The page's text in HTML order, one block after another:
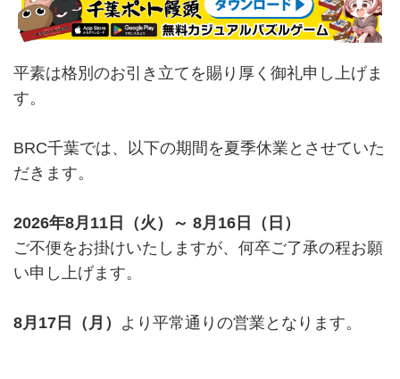
平素は格別のお引き立てを賜り厚く御礼申し上げま
す。
BRC千葉では、以下の期間を夏季休業とさせていた
だきます。
2026年8月11日（火）～ 8月16日（日）
ご不便をお掛けいたしますが、何卒ご了承の程お願
い申し上げます。
8月17日（月） より平常通りの営業となります。